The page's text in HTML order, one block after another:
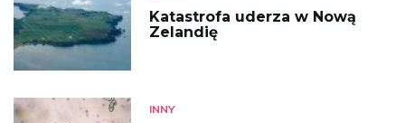
Katastrofa uderza w Nową
Zelandię
INNY